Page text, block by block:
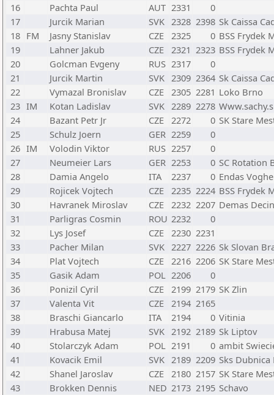
16
Pachta Paul AUT 2331
0
17
Jurcik Marian SVK 2328 2398 Sk Caissa
18 FM Jasny Stanislav CZE 2325 0 BSS Frydek
19
Lahner Jakub CZE 2321 2323 BSS Frydek
20
Golcman Evgeny RUS 2317
0
21
Jurcik Martin SVK 2309 2364 Sk Caissa
22
Vymazal Bronislav CZE 2305 2281 Loko Brno
23 IM Kotan Ladislav SVK 2289 2278
24
Bazant Petr Jr CZE 2272 0 SK Stare
25
Schulz Joern GER 2259
0
26 IM Volodin Viktor RUS 2257
0
27
Neumeier Lars GER 2253 0 SC Rotation
28
Damia Angelo ITA 2237 0 Endas
29
Rojicek Vojtech CZE 2235 2224 BSS Frydek
30
Havranek Miroslav CZE 2232 2207 Demas Decin
31
Parligras Cosmin ROU 2232
0
32
Lys Josef CZE 2230 2231
33
Pacher Milan SVK 2227 2226 Sk Slovan
34
Plat Vojtech CZE 2216 2206 SK Stare
35
Gasik Adam POL 2206
0
36
Ponizil Cyril CZE 2199 2179 SK Zlin
37
Valenta Vit CZE 2194 2165
38
Braschi Giancarlo ITA 2194 0 Vitinia
39
Hrabusa Matej SVK 2192 2189 Sk Liptov
40
Stolarczyk Adam POL 2191 0 ambit
41
Kovacik Emil SVK 2189 2209 Sks Dubnica
42
Shanel Jaroslav CZE 2180 2157 SK Stare
43
Brokken Dennis NED 2173 2195 Schavo